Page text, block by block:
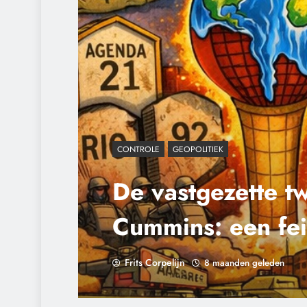
CONTROLE GEOPOLITIEK
De vastgezette
Cummins: een
reconstructie
geopolitieke lijn.
Frits Corpelijn 8 maanden geleden